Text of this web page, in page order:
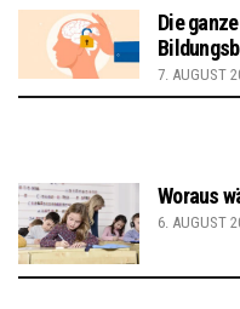
Die
7. AUGUST
Woraus
6. AUGUST